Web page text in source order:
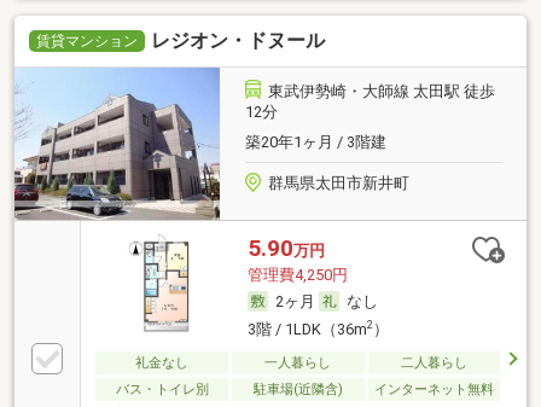
賃貸マンション レジオン・ドヌール
東武伊勢崎・大師線 太田駅 徒歩
12分
築20年1ヶ月 / 3階建
群馬県太田市新井町
5.90万円
管理費4,250円
2ヶ月
なし
3階 / 1LDK（36m2）
礼金なし 一人暮らし
二人暮らし
バス・トイレ別
駐車場(近隣含) インターネット無料